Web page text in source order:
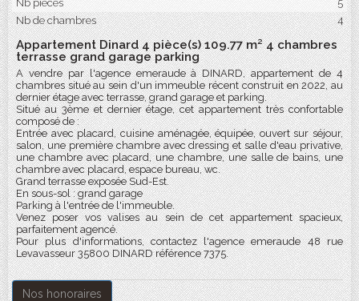
Nb pièces
5
Nb de chambres
4
Appartement Dinard 4 pièce(s) 109.77 m² 4 chambres
terrasse grand garage parking
A vendre par l'agence emeraude à DINARD, appartement de 4
chambres situé au sein d'un immeuble récent construit en 2022, au
dernier étage avec terrasse, grand garage et parking.
Situé au 3ème et dernier étage, cet appartement très confortable
composé de :
Entrée avec placard, cuisine aménagée, équipée, ouvert sur séjour,
salon, une première chambre avec dressing et salle d'eau privative,
une chambre avec placard, une chambre, une salle de bains, une
chambre avec placard, espace bureau, wc.
Grand terrasse exposée Sud-Est.
En sous-sol : grand garage
Parking à l'entrée de l'immeuble.
Venez poser vos valises au sein de cet appartement spacieux,
parfaitement agencé.
Pour plus d'informations, contactez l'agence emeraude 48 rue
Levavasseur 35800 DINARD référence 7375.
Nos honoraires